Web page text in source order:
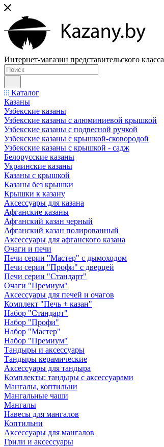
Интернет-магазин представительского класса
Каталог
Казаны
Узбекские казаны
Узбекские казаны с алюминиевой крышкой
Узбекские казаны с подвесной ручкой
Узбекские казаны с крышкой-сковородой
Узбекские казаны с крышкой - садж
Белорусские казаны
Украинские казаны
Казаны с крышкой
Казаны без крышки
Крышки к казану
Аксессуары для казана
Афганские казаны
Афганский казан черный
Афганский казан полированный
Аксессуары для афганского казана
Очаги и печи
Печи серии "Мастер" с дымоходом
Печи серии "Профи" с дверцей
Печи серии "Стандарт"
Очаги "Премиум"
Аксессуары для печей и очагов
Комплект "Печь + казан"
Набор "Стандарт"
Набор "Профи"
Набор "Мастер"
Набор "Премиум"
Тандыры и аксессуары
Тандыры керамические
Аксессуары для тандыра
Комплекты: тандыры с аксессуарами
Мангалы, коптильни
Мангальные чаши
Мангалы
Навесы для мангалов
Коптильни
Аксессуары для мангалов
Грили и аксессуары